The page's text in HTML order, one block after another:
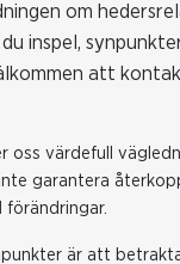
om
inspel,
att
oss värdefull
garantera
förändringar.
är att